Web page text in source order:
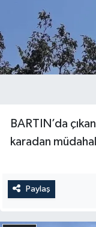
BARTIN’da
karadan
Paylaş